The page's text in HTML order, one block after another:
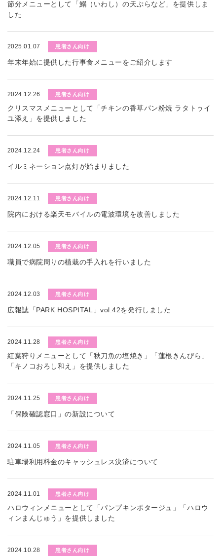
節分メニューとして「鰯（いわし）の天ぷらなど」を提供しま
した
2025.01.07 患者さん向け
年末年始に提供した行事食メニューをご紹介します
2024.12.26 患者さん向け
クリスマスメニューとして「チキンの香草パン粉焼 ラタトゥイ
ユ添え」を提供しました
2024.12.24 患者さん向け
イルミネーション点灯が始まりました
2024.12.11 患者さん向け
院内における楽天モバイルの電波環境を改善しました
2024.12.05 患者さん向け
職員で病院周りの植栽の手入れを行いました
2024.12.03 患者さん向け
広報誌「PARK HOSPITAL」vol.42を発行しました
2024.11.28 患者さん向け
紅葉狩りメニューとして「秋刀魚の塩焼き」「蓮根きんぴら」
「キノコおろし和え」を提供しました
2024.11.25 患者さん向け
「保険確認窓口」の新設について
2024.11.05 患者さん向け
駐車場利用料金のキャッシュレス決済について
2024.11.01 患者さん向け
ハロウィンメニューとして「パンプキンポタージュ」「ハロウ
ィンまんじゅう」を提供しました
2024.10.28 患者さん向け